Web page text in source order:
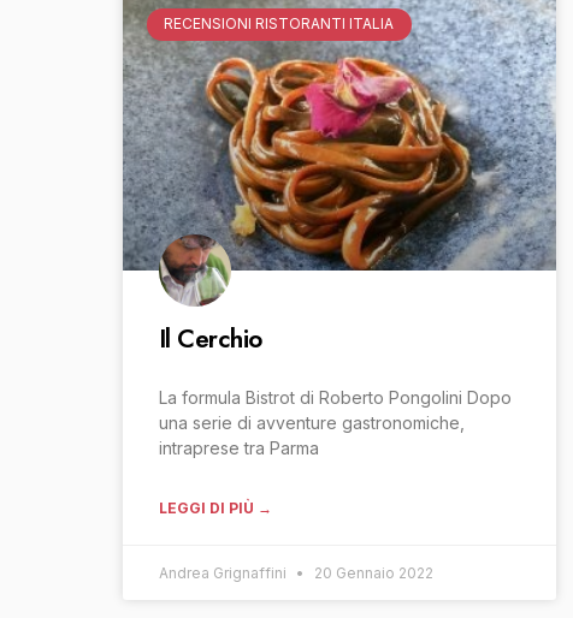
RECENSIONI RISTORANTI ITALIA
Il Cerchio
La formula Bistrot di Roberto Pongolini Dopo
una serie di avventure gastronomiche,
intraprese tra Parma
LEGGI DI PIÙ →
Andrea Grignaffini 20 Gennaio 2022